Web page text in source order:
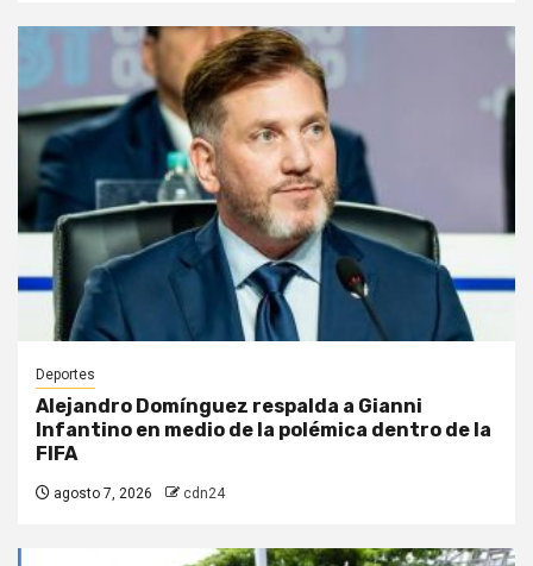
Deportes
Alejandro Domínguez respalda a Gianni
Infantino en medio de la polémica dentro de la
FIFA
agosto 7, 2026 cdn24